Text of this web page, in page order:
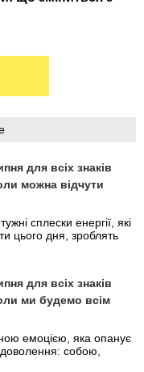
для всіх знаків
можна відчути
сплески енергії, які
цього дня, зроблять
для всіх знаків
ми будемо всім
емоцією, яка опанує
собою,